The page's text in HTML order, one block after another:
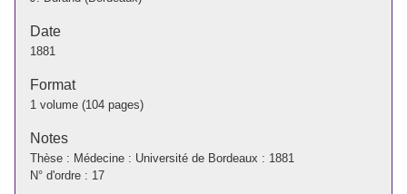
Date
1881
Format
1 volume (104 pages)
Notes
Thèse : Médecine : Université de Bordeaux : 1881
N° d'ordre : 17